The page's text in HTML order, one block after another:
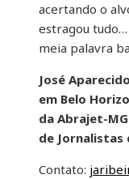
acertando o
estragou
meia palavra
José
em Belo
da Abrajet-
de Jornalistas
Contato: